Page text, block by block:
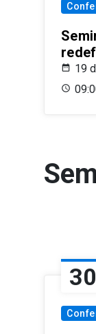
19
30